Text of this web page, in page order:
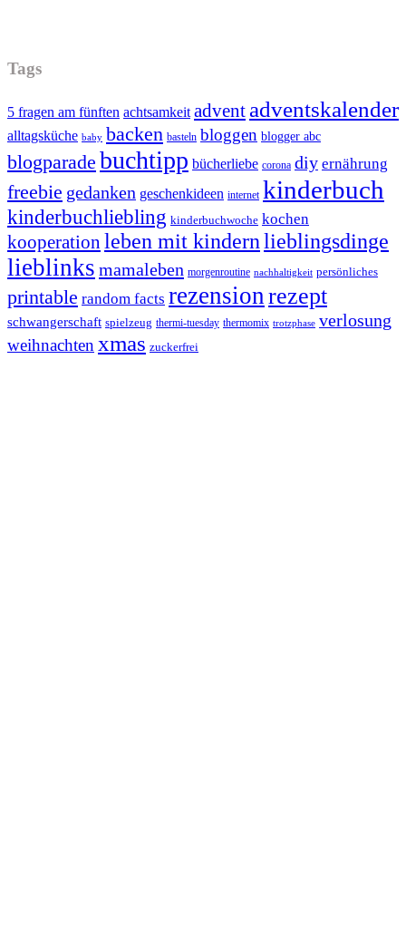
Tags
5 fragen am fünften achtsamkeit advent adventskalender
alltagsküche baby backen basteln bloggen blogger abc
blogparade buchtipp bücherliebe corona diy ernährung
freebie gedanken geschenkideen internet kinderbuch
kinderbuchliebling kinderbuchwoche kochen
kooperation leben mit kindernlieblingsdinge
lieblinks mamaleben morgenroutine nachhaltigkeit persönliches
printable random facts rezension rezept
schwangerschaft spielzeug thermi-tuesday thermomix trotzphase verlosung
weihnachten xmas zuckerfrei